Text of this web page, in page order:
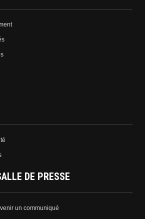
DE PRESSE
un communiqué